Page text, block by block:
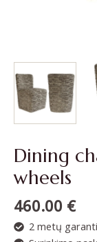
Dining
wheels
460.00 €
2 metų